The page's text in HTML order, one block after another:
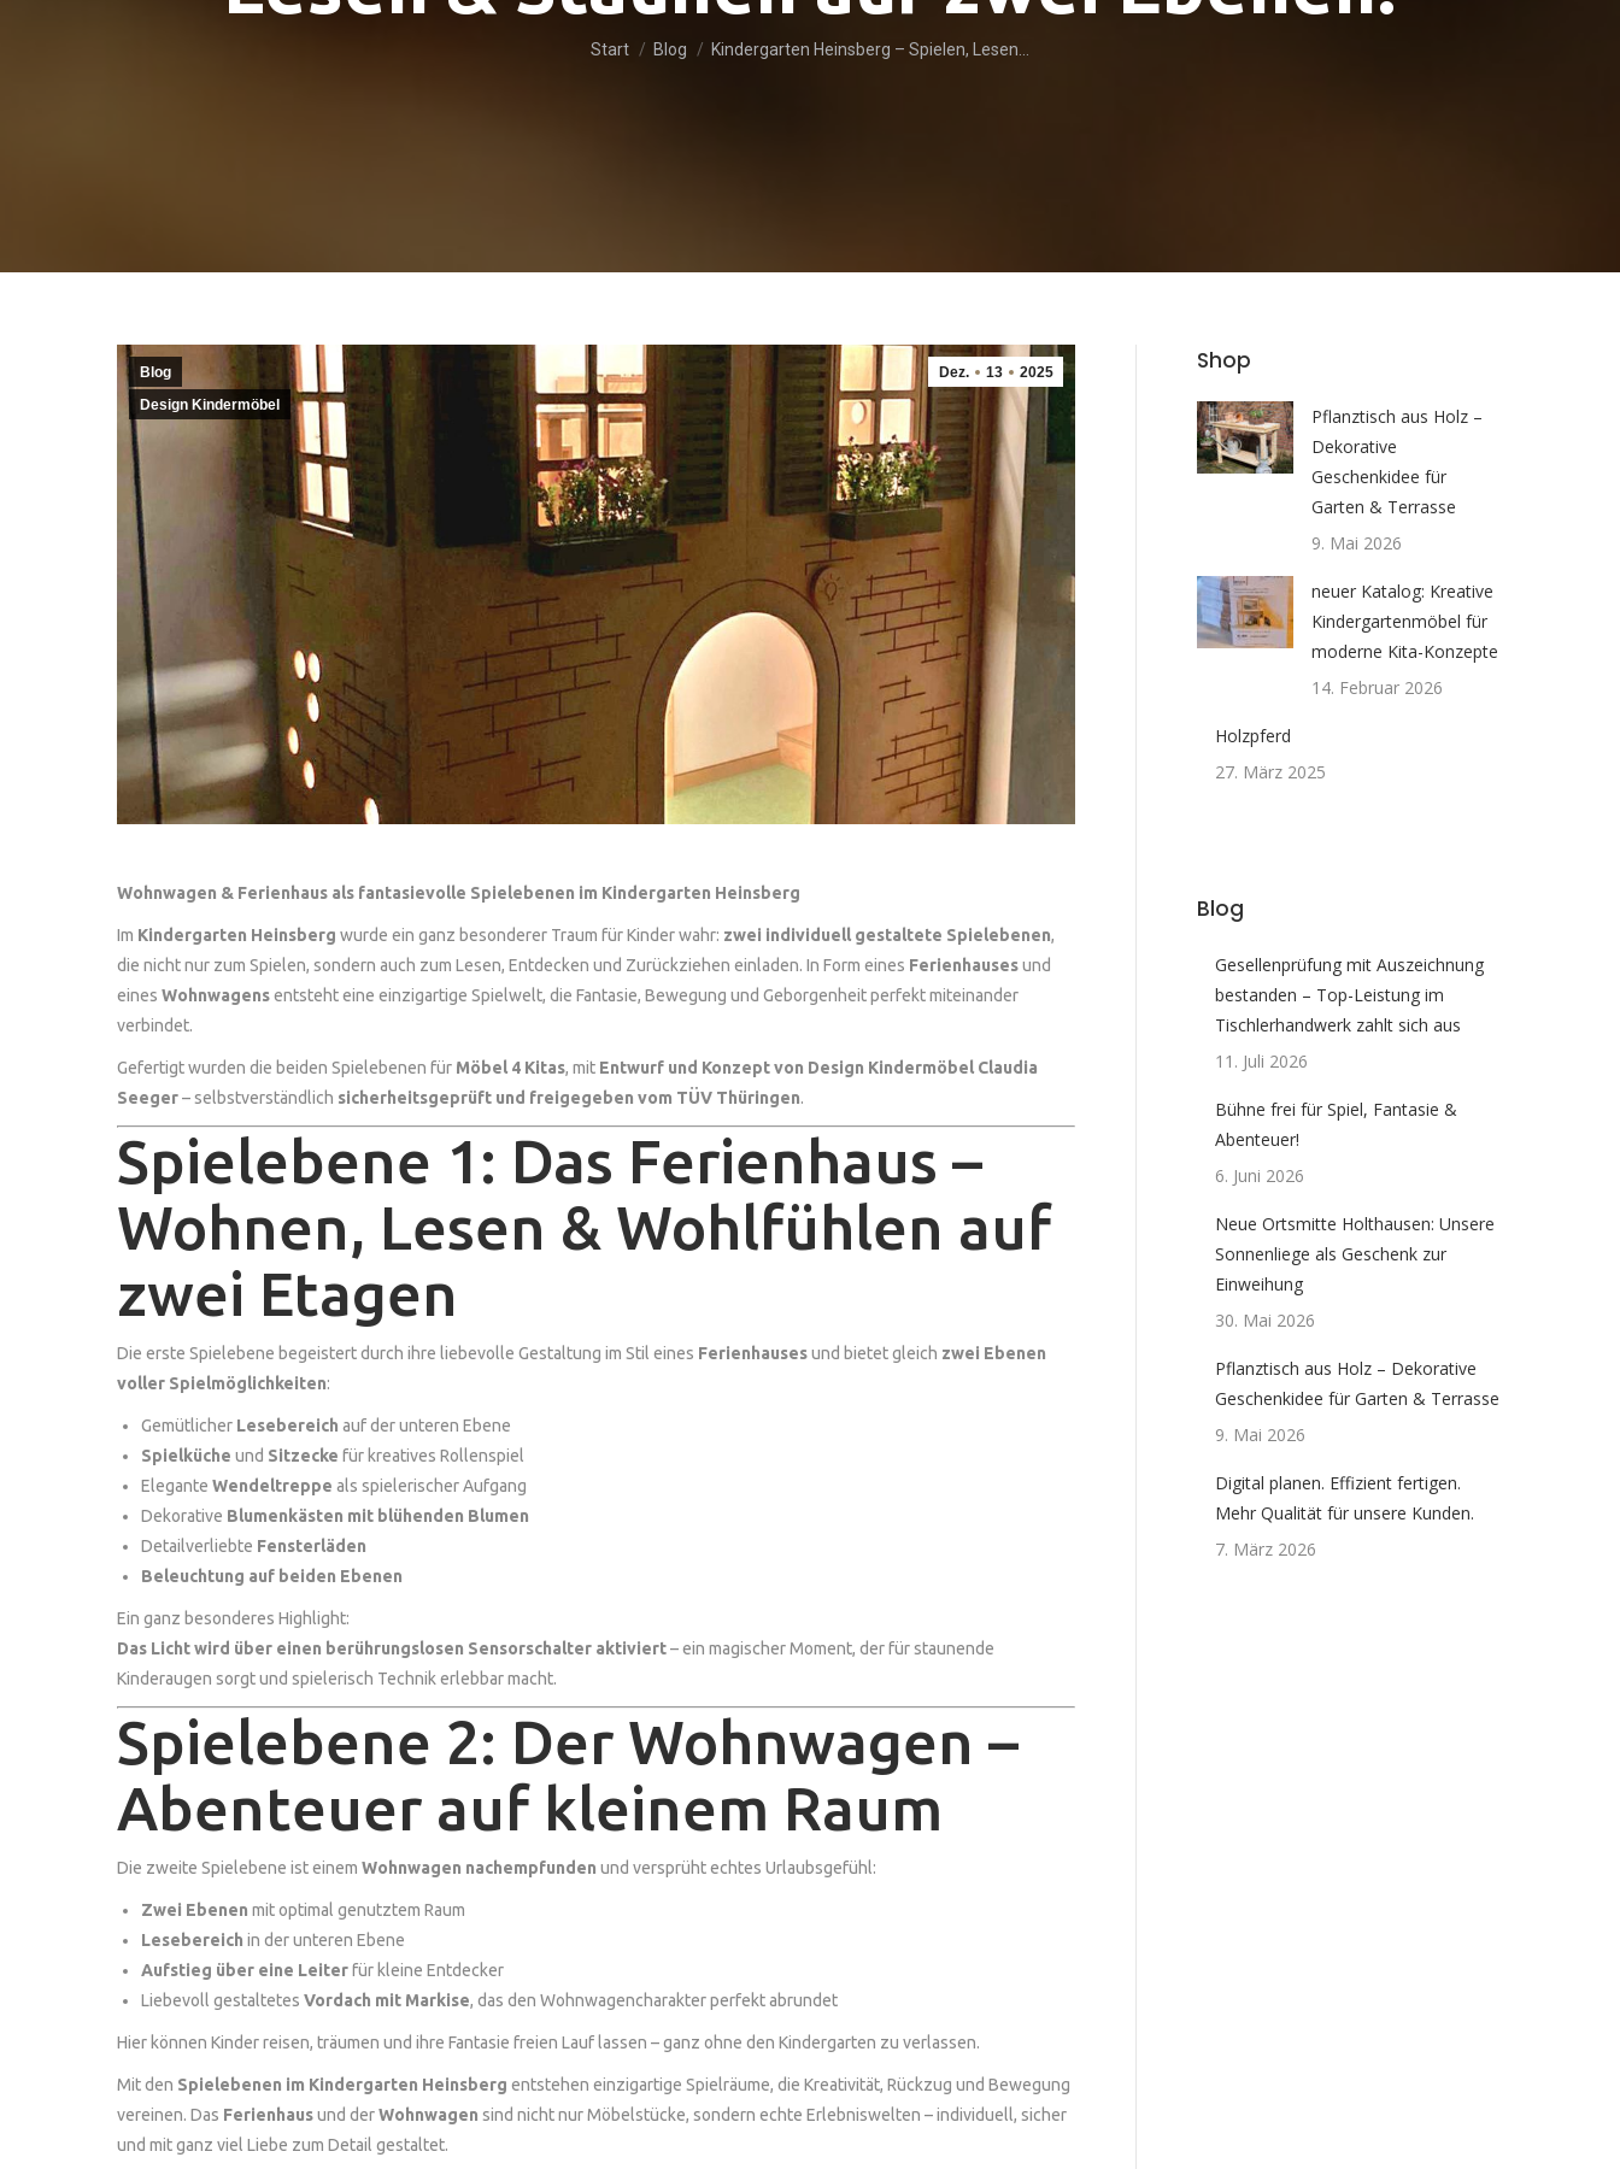
Start Blog Kindergarten Heinsberg – Spielen, Lesen…
Dez. 13 2025
Blog
Design Kindermöbel
Wohnwagen & Ferienhaus als fantasievolle Spielebenen im Kindergarten Heinsberg
Im Kindergarten Heinsberg wurde ein ganz besonderer Traum für Kinder wahr: zwei individuell gestaltete Spielebenen,
die nicht nur zum Spielen, sondern auch zum Lesen, Entdecken und Zurückziehen einladen. In Form eines Ferienhausesund
eines Wohnwagensentsteht eine einzigartige Spielwelt, die Fantasie, Bewegung und Geborgenheit perfekt miteinander
verbindet.
Gefertigt wurden die beiden Spielebenen für Möbel 4 Kitas, mit Entwurf und Konzept von Design Kindermöbel Claudia
Seeger– selbstverständlich sicherheitsgeprüft und freigegeben vom TÜV Thüringen.
Spielebene 1: Das Ferienhaus –
Wohnen, Lesen & Wohlfühlen auf
zwei Etagen
Die erste Spielebene begeistert durch ihre liebevolle Gestaltung im Stil eines Ferienhausesund bietet gleich zwei Ebenen
voller Spielmöglichkeiten:
Gemütlicher Lesebereich auf der unteren Ebene
Spielküche und Sitzecke für kreatives Rollenspiel
Elegante Wendeltreppe als spielerischer Aufgang
Dekorative Blumenkästen mit blühenden Blumen
Detailverliebte Fensterläden
Beleuchtung auf beiden Ebenen
Ein ganz besonderes Highlight:
Das Licht wird über einen berührungslosen Sensorschalter aktiviert– ein magischer Moment, der für staunende
Kinderaugen sorgt und spielerisch Technik erlebbar macht.
Spielebene 2: Der Wohnwagen –
Abenteuer auf kleinem Raum
Die zweite Spielebene ist einem Wohnwagen nachempfunden und versprüht echtes Urlaubsgefühl:
Zwei Ebenen mit optimal genutztem Raum
Lesebereich in der unteren Ebene
Aufstieg über eine Leiterfür kleine Entdecker
Liebevoll gestaltetes Vordach mit Markise, das den Wohnwagencharakter perfekt abrundet
Hier können Kinder reisen, träumen und ihre Fantasie freien Lauf lassen – ganz ohne den Kindergarten zu verlassen.
Mit den Spielebenen im Kindergarten Heinsberg entstehen einzigartige Spielräume, die Kreativität, Rückzug und Bewegung
vereinen. Das Ferienhausund derWohnwagen sind nicht nur Möbelstücke, sondern echte Erlebniswelten – individuell, sicher
und mit ganz viel Liebe zum Detail gestaltet.
Shop
Pflanztisch aus Holz –
Dekorative
Geschenkidee für
Garten & Terrasse
9. Mai 2026
neuer Katalog: Kreative
Kindergartenmöbel für
moderne Kita-Konzepte
14. Februar 2026
Holzpferd
27. März 2025
Blog
Gesellenprüfung mit Auszeichnung
bestanden – Top-Leistung im
Tischlerhandwerk zahlt sich aus
11. Juli 2026
Bühne frei für Spiel, Fantasie &
Abenteuer!
6. Juni 2026
Neue Ortsmitte Holthausen: Unsere
Sonnenliege als Geschenk zur
Einweihung
30. Mai 2026
Pflanztisch aus Holz – Dekorative
Geschenkidee für Garten & Terrasse
9. Mai 2026
Digital planen. Effizient fertigen.
Mehr Qualität für unsere Kunden.
7. März 2026